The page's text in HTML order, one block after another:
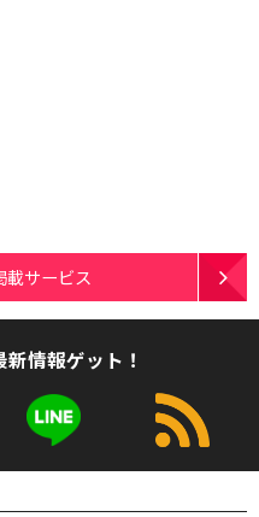
載サービス
情報ゲット！